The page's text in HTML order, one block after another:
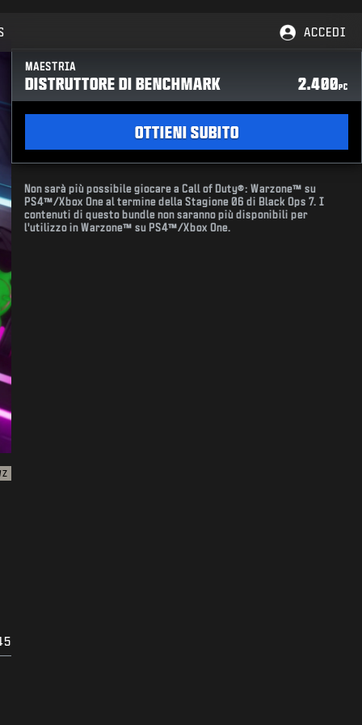
ACCEDI
MAESTRIA
DISTRUTTORE DI BENCHMARK 2.400PC
OTTIENI SUBITO
Non sarà più possibile giocare a Call of Duty®: Warzone™ su
PS4™/Xbox One al termine della Stagione 06 di Black Ops 7. I
contenuti di questo bundle non saranno più disponibili per
l'utilizzo in Warzone™ su PS4™/Xbox One.